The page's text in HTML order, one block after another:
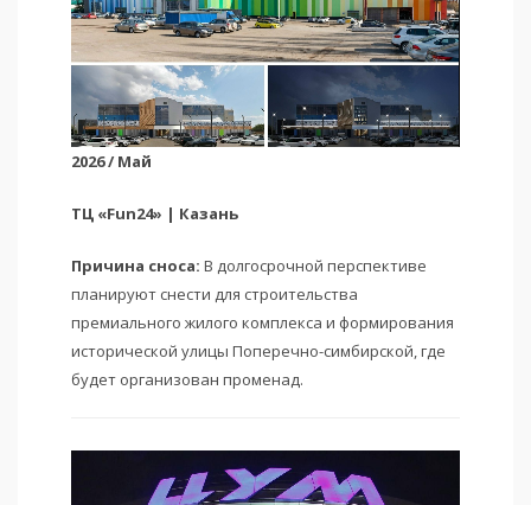
2026 / Май
ТЦ «Fun24» | Казань
Причина сноса: В долгосрочной перспективе
планируют снести для строительства
премиального жилого комплекса и формирования
исторической улицы Поперечно-симбирской, где
будет организован променад.